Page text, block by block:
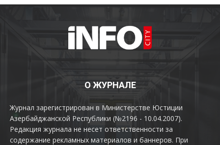
О ЖУРНАЛЕ
Журнал зарегистрирован в Министерстве Юстиции
Азербайджанской Республики (№2196 - 10.04.2007).
Редакция журнала не несет ответственности за
содержание рекламных материалов и баннеров. При